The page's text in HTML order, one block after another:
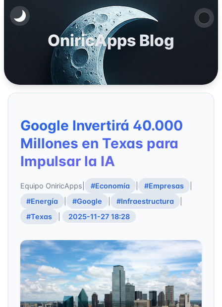
OniricApps Blog
Google Invertirá 40.000
Millones en Texas para
Impulsar la IA
Equipo OniricApps #Economía #Empresas
#Energía
#Google #Infraestructura
#Texas
2025-11-27 18:28